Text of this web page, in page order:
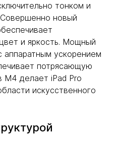
тонком и
Совершенно новый
и яркость. Мощный
аппаратным ускорением
потрясающую
M4 делает iPad Pro
искусственного